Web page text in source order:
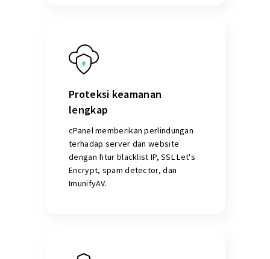
Proteksi keamanan
lengkap
cPanel memberikan perlindungan
terhadap server dan website
dengan fitur blacklist IP, SSL Let's
Encrypt, spam detector, dan
ImunifyAV.